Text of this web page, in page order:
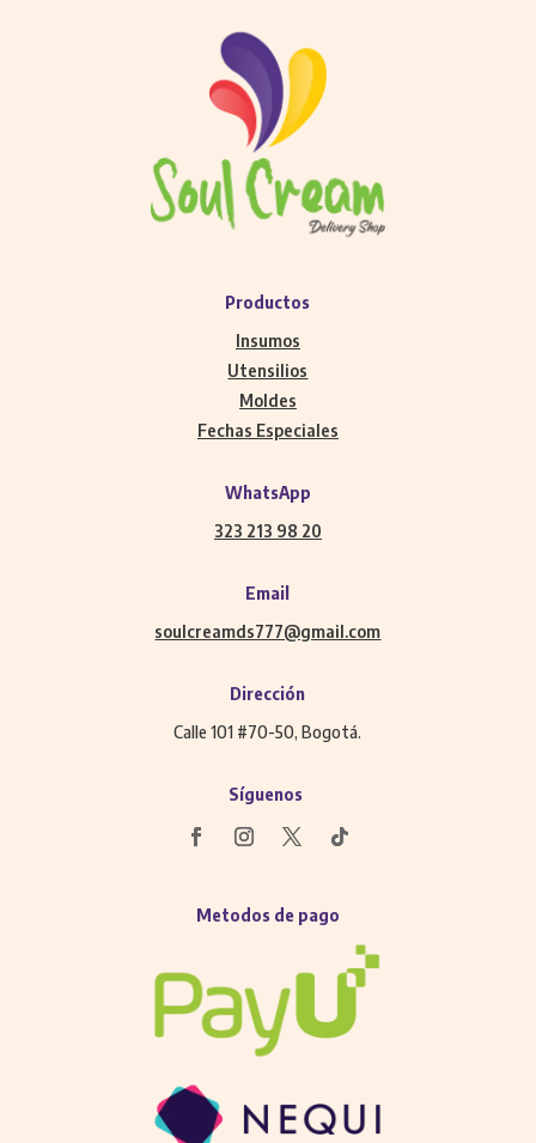
Productos
Insumos
Utensilios
Moldes
Fechas Especiales
WhatsApp
323 213 98 20
Email
soulcreamds777@gmail.com
Dirección
Calle 101 #70-50, Bogotá.
Síguenos
Metodos de pago